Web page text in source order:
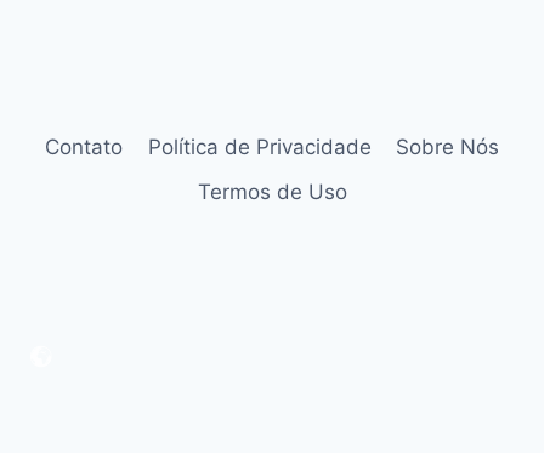
Contato Política de Privacidade
Sobre Nós
Termos de Uso